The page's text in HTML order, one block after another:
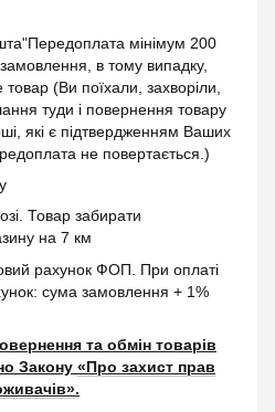
мінімум 200
в тому випадку,
(Ви поїхали, захворіли,
туди і повернення товару
які є підтвердженням Ваших
не повертається.)
Товар забирати
на 7 км
рахунок ФОП. При оплаті
сума замовлення + 1%
та обмін товарів
Закону «Про захист прав
.